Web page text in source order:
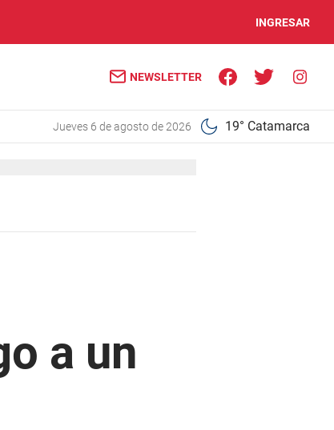
INGRESAR
NEWSLETTER
jueves 6 de agosto de 2026 19° Catamarca
a un